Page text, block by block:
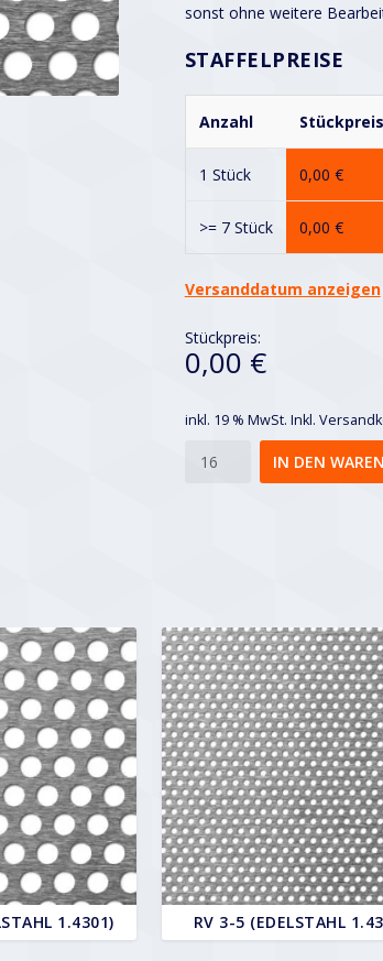
sonst ohne weitere
STAFFELPREISE
Anzahl Stückpreis
1 Stück 0,00 €
>= 7 Stück 0,00 €
Versanddatum anzeigen
Stückpreis:
0,00 €
inkl. 19 % MwSt. Inkl.
IN DEN
1.4301) RV 3-5 (EDELSTAHL